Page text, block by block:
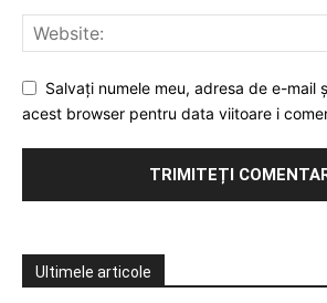
Salvați numele meu, adresa de e-mail
acest browser pentru data viitoare i
Ultimele articole